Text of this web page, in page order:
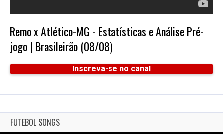
Remo x Atlético-MG - Estatísticas e Análise Pré-
jogo | Brasileirão (08/08)
Inscreva-se no canal
FUTEBOL SONGS